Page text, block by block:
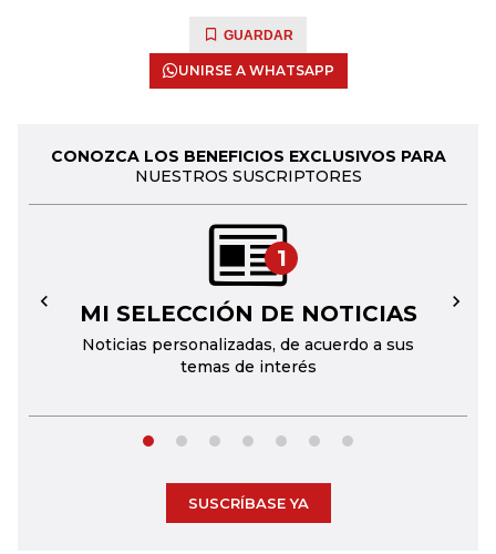
GUARDAR
UNIRSE A WHATSAPP
CONOZCA LOS BENEFICIOS EXCLUSIVOS PARA
NUESTROS SUSCRIPTORES
1
MI SELECCIÓN DE NOTICIAS
Noticias personalizadas, de acuerdo a sus
temas de interés
← →
SUSCRÍBASE YA